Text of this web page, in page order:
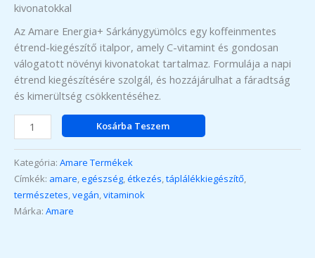
kivonatokkal
Az Amare Energia+ Sárkánygyümölcs egy koffeinmentes
étrend-kiegészítő italpor, amely C-vitamint és gondosan
válogatott növényi kivonatokat tartalmaz. Formulája a napi
étrend kiegészítésére szolgál, és hozzájárulhat a fáradtság
és kimerültség csökkentéséhez.
Amare
Energia+
Sárkánygyümölcs
mennyiség
Kosárba Teszem
Kategória: Amare Termékek
Címkék: amare,egészség,étkezés,táplálékkiegészítő,
természetes,vegán,vitaminok
Márka: Amare